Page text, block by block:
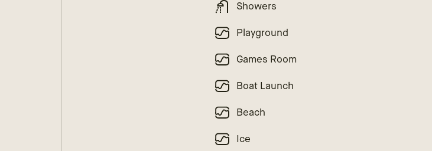
Showers
Playground
Games Room
Boat Launch
Beach
Ice